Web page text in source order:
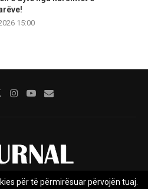
15:00
për të përmirësuar përvojën tuaj.